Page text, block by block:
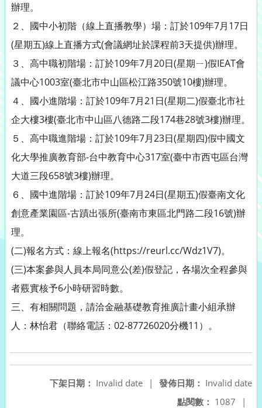
辦理。
２、國中小初階（線上直播教學）場：訂於109年7月17日
(星期五)線上直播方式(會議網址於課程前3天提供)辦理。
３、高中職初階場：訂於109年7月20日(星期ㄧ)假IEAT會
議中心1003室(臺北市中山區松江路350號10樓)辦理。
４、國小進階場：訂於109年7月21日(星期二)假臺北市社
企大樓3樓(臺北市中山區八德路二段174巷28號3樓)辦理。
５、高中職進階場：訂於109年7月23日(星期四)假中國文
化大學推廣教育部-台中教育中心317室(臺中市西屯區台灣
大道三段658號3樓)辦理。
６、國中進階場：訂於109年7月24日(星期五)假臺南文化
創意產業園區-古蹟出張所(臺南市東區北門路二段16號)辦
理。
(二)報名方式：線上報名(https://reurl.cc/Wdz1V7)。
(三)本案參與人員本局同意公(差)假登記，各場次全程參與
者覈實核予6小時研習時數。
三、有相關問題，請洽金融基礎教育推廣計畫小組承辦
人：林怡君（聯絡電話：02-87726020分機11）。
發佈日期： Invalid date
下架日期： Invalid date
|
點閱數： 1087 |